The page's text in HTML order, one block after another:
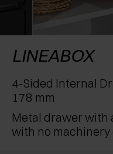
EXCESSORIES -
EXCESSORIES -
PIN, SISTEMA PARA
SISTEMAS PARA
RECONOCIMIENTOS
LINEABOX
4-Sided Internal
178 mm
Metal drawer with
with no machinery